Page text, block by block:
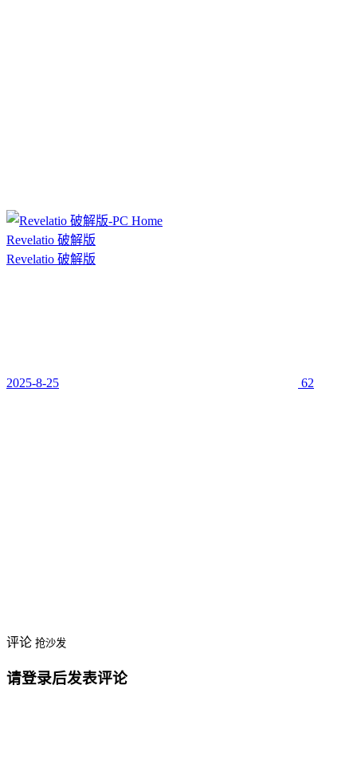
Revelatio 破解版
Revelatio 破解版
2025-8-25 62
评论 抢沙发
请登录后发表评论